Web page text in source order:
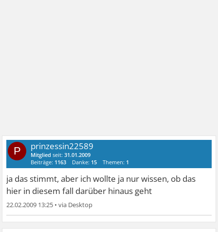
P prinzessin22589
Mitglied seit:31.01.2009
Beiträge: 1163 Danke: 15 Themen: 1
ja das stimmt, aber ich wollte ja nur wissen, ob das
hier in diesem fall darüber hinaus geht
22.02.2009 13:25 •